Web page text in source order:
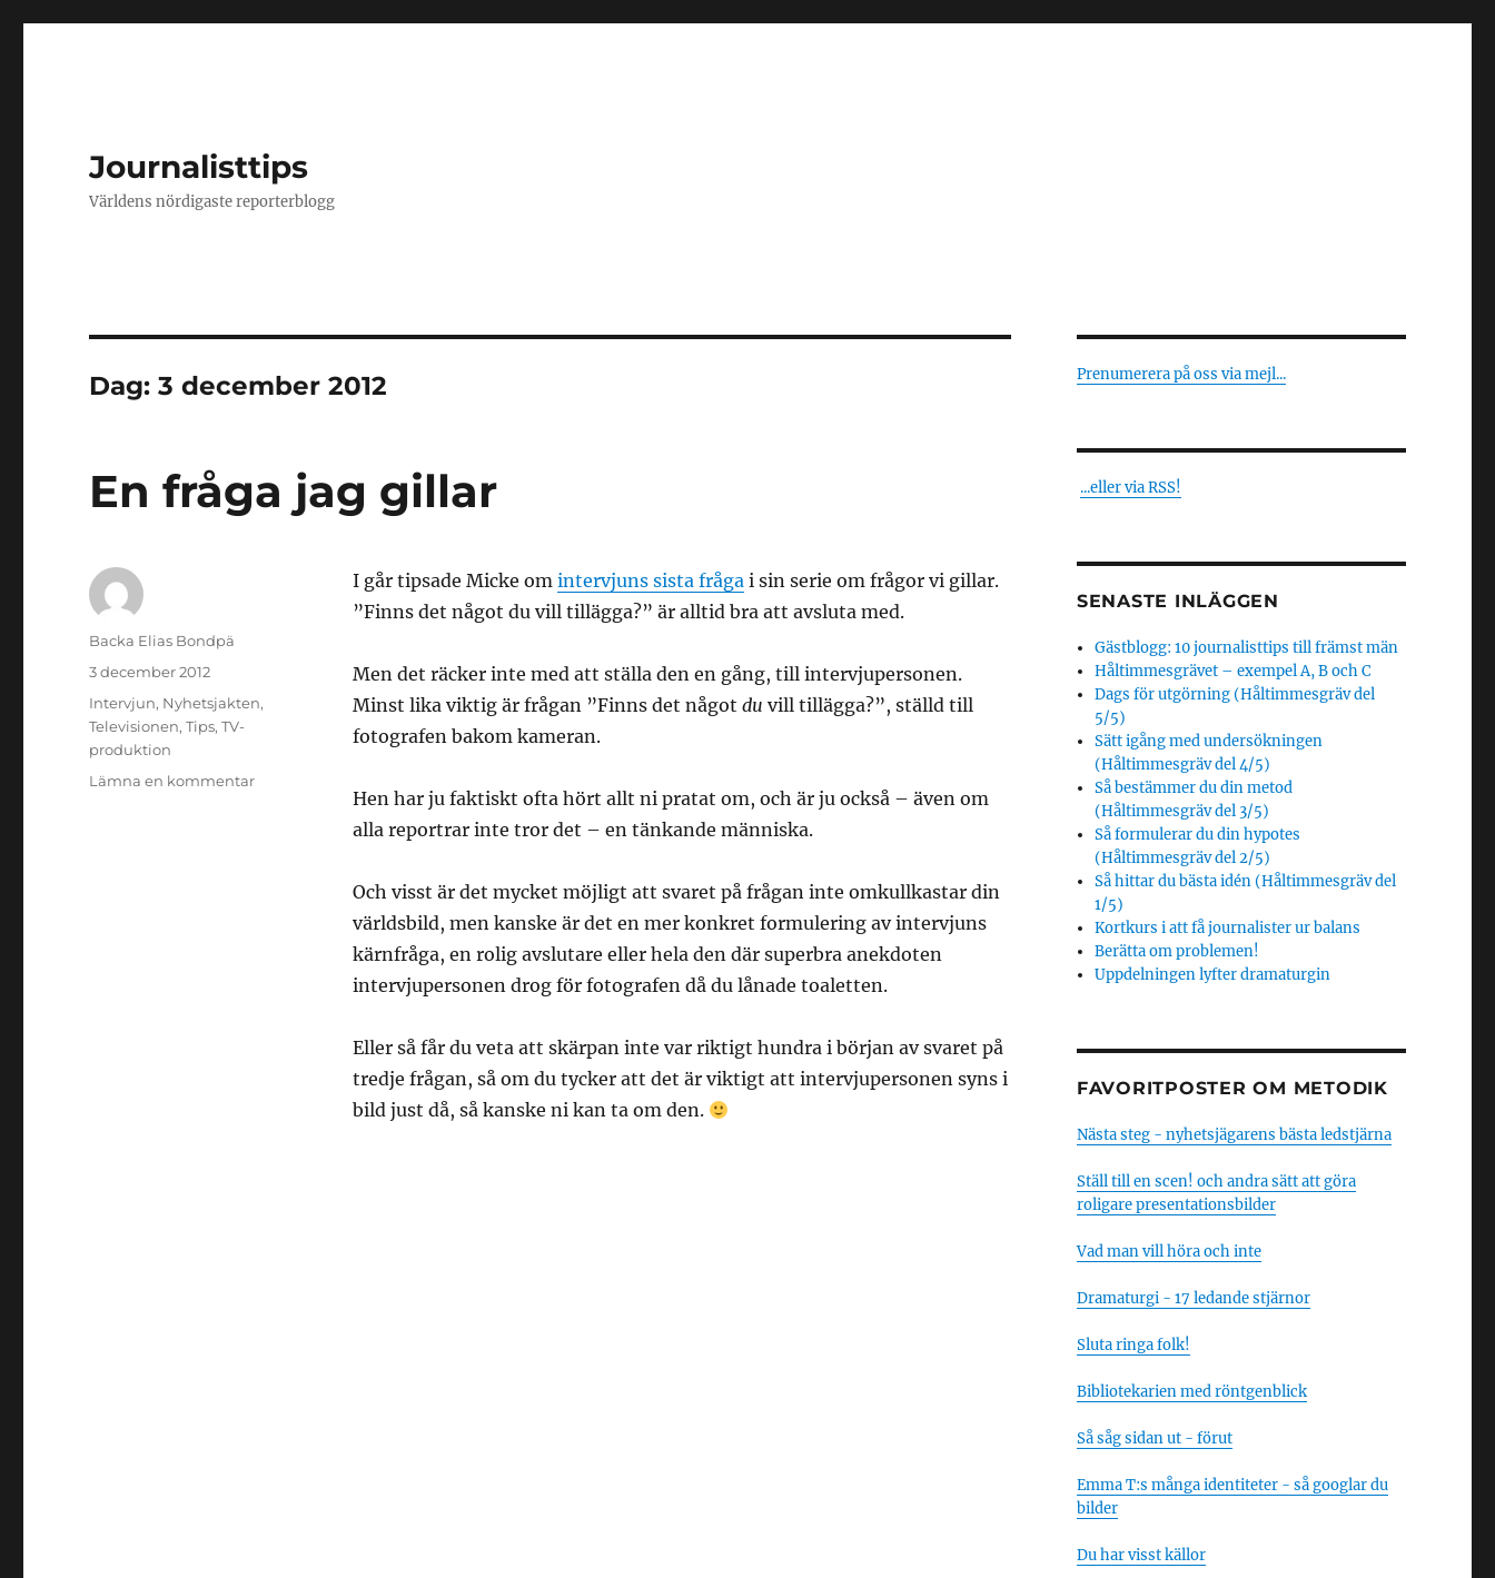
Journalisttips
Världens nördigaste reporterblogg
Dag:3 december 2012
En fråga jag gillar
I går tipsade Micke om intervjuns sista frågai sin serie om frågor vi gillar.
”Finns det något du vill tillägga?” är alltid bra att avsluta med.
Men det räcker inte med att ställa den en gång, till intervjupersonen.
Minst lika viktig är frågan ”Finns det något du vill tillägga?”, ställd till
fotografen bakom kameran.
Hen har ju faktiskt ofta hört allt ni pratat om, och är ju också – även om
alla reportrar inte tror det – en tänkande människa.
Och visst är det mycket möjligt att svaret på frågan inte omkullkastar din
världsbild, men kanske är det en mer konkret formulering av intervjuns
kärnfråga, en rolig avslutare eller hela den där superbra anekdoten
intervjupersonen drog för fotografen då du lånade toaletten.
Eller så får du veta att skärpan inte var riktigt hundra i början av svaret på
tredje frågan, så om du tycker att det är viktigt att intervjupersonen syns i
bild just då, så kanske ni kan ta om den.
Författare
Backa Elias Bondpä
Publicerat
3 december 2012
Kategorier
Intervjun, Nyhetsjakten,
Televisionen,Tips,TV-
produktion
Lämna en kommentartill
Prenumerera på oss via mejl...
...eller via RSS!
SENASTE INLÄGGEN
Gästblogg: 10 journalisttips till främst män
Håltimmesgrävet – exempel A, B och C
Dags för utgörning (Håltimmesgräv del
5/5)
Sätt igång med undersökningen
(Håltimmesgräv del 4/5)
Så bestämmer du din metod
(Håltimmesgräv del 3/5)
Så formulerar du din hypotes
(Håltimmesgräv del 2/5)
Så hittar du bästa idén (Håltimmesgräv del
1/5)
Kortkurs i att få journalister ur balans
Berätta om problemen!
Uppdelningen lyfter dramaturgin
FAVORITPOSTER OM METODIK
Nästa steg - nyhetsjägarens bästa ledstjärna
Ställ till en scen! och andra sätt att göra
roligare presentationsbilder
Vad man vill höra och inte
Dramaturgi - 17 ledande stjärnor
Sluta ringa folk!
Bibliotekarien med röntgenblick
Så såg sidan ut - förut
Emma T:s många identiteter - så googlar du
bilder
Du har visst källor